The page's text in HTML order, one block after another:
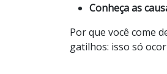
Conheça as
Por que você come
gatilhos: isso só